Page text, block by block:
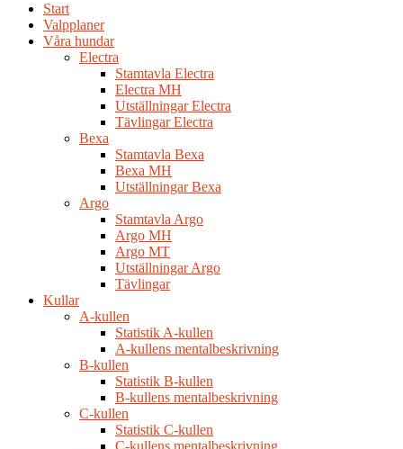
Start
Valpplaner
Våra hundar
Electra
Stamtavla Electra
Electra MH
Utställningar Electra
Tävlingar Electra
Bexa
Stamtavla Bexa
Bexa MH
Utställningar Bexa
Argo
Stamtavla Argo
Argo MH
Argo MT
Utställningar Argo
Tävlingar
Kullar
A-kullen
Statistik A-kullen
A-kullens mentalbeskrivning
B-kullen
Statistik B-kullen
B-kullens mentalbeskrivning
C-kullen
Statistik C-kullen
C-kullens mentalbeskrivning